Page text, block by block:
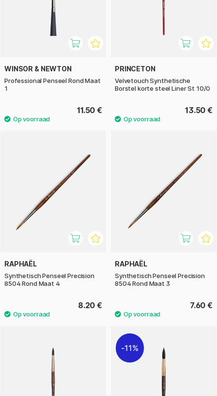
WINSOR & NEWTON
Professional Penseel Rond Maat
1
11.50 €
PRINCETON
Velvetouch Synthetische
Borstel korte steel Liner St 10/0
13.50 €
RAPHAËL
Synthetisch Penseel Precision
8504 Rond Maat 4
8.20 €
RAPHAËL
Synthetisch Penseel Precision
8504 Rond Maat 3
7.60 €
11%